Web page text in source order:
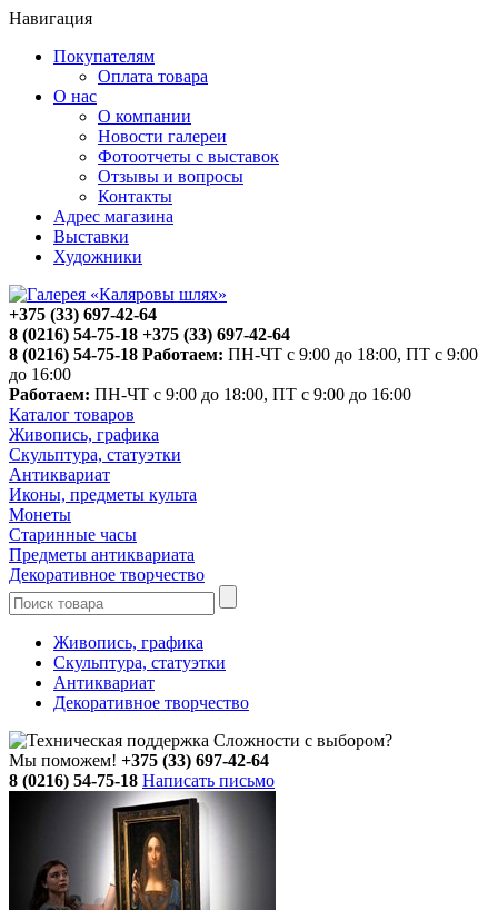
Навигация
Покупателям
Оплата товара
О нас
О компании
Новости галереи
Фотоотчеты с выставок
Отзывы и вопросы
Контакты
Адрес магазина
Выставки
Художники
+375 (33) 697-42-64
8 (0216) 54-75-18 +375 (33) 697-42-64
8 (0216) 54-75-18 Работаем: ПН-ЧТ с 9:00 до 18:00, ПТ с 9:00
до 16:00
Работаем: ПН-ЧТ с 9:00 до 18:00, ПТ с 9:00 до 16:00
Каталог товаров
Живопись, графика
Скульптура, статуэтки
Антиквариат
Иконы, предметы культа
Монеты
Старинные часы
Предметы антиквариата
Декоративное творчество
Живопись, графика
Скульптура, статуэтки
Антиквариат
Декоративное творчество
Сложности с выбором?
Мы поможем! +375 (33) 697-42-64
8 (0216) 54-75-18 Написать письмо